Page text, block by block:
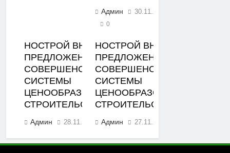
Админ 30.11.2023
0
НОСТРОЙ ВНЕС
ПРЕДЛОЖЕНИЯ ПО
СОВЕРШЕНСТВОВАНИЮ
СИСТЕМЫ
ЦЕНООБРАЗОВАНИЯ В
СТРОИТЕЛЬСТВЕ
Админ 28.11.2023 0
НОСТРОЙ ВНЕС
ПРЕДЛОЖЕНИЯ ПО
СОВЕРШЕНСТВОВАНИЮ
СИСТЕМЫ
ЦЕНООБРАЗОВАНИЯ В
СТРОИТЕЛЬСТВЕ
Админ 27.11.2023